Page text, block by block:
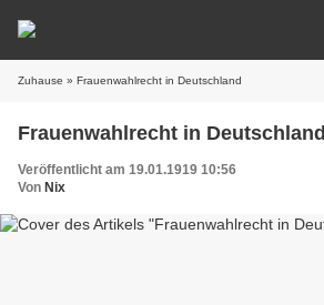
Zuhause » Frauenwahlrecht in Deutschland
Frauenwahlrecht in Deutschland
Veröffentlicht am 19.01.1919 10:56
Von Nix